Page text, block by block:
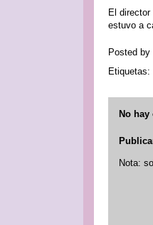
El
estuvo a
Posted by
Etiquetas:
No
Nota: